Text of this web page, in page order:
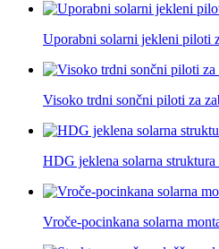
Uporabni solarni jekleni piloti
Visoko trdni sončni piloti za
HDG jeklena solarna struktura
Vroče-pocinkana solarna